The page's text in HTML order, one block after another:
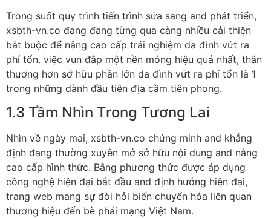
Trong suốt quy trình tiến trình sửa sang and phát triển,
xsbth-vn.co đang đang từng qua càng nhiều cải thiện
bắt buộc để nâng cao cấp trải nghiệm da đình vứt ra
phí tổn. việc vun đắp một nền móng hiệu quả nhất, thân
thương hơn sở hữu phần lớn da đình vứt ra phí tổn là 1
trong những dành đầu tiên địa cầm tiên phong.
1.3 Tầm Nhìn Trong Tương Lai
Nhìn về ngày mai, xsbth-vn.co chứng minh and khẳng
định đang thường xuyên mở sở hữu nội dung and nâng
cao cấp hình thức. Bằng phương thức được áp dụng
công nghệ hiện đại bắt đầu and định hướng hiện đại,
trang web mang sự đòi hỏi biến chuyển hóa liên quan
thương hiệu đến bè phái mạng Việt Nam.